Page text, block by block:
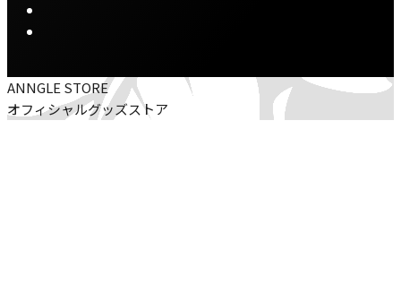
ANNGLE STORE
オフィシャルグッズストア